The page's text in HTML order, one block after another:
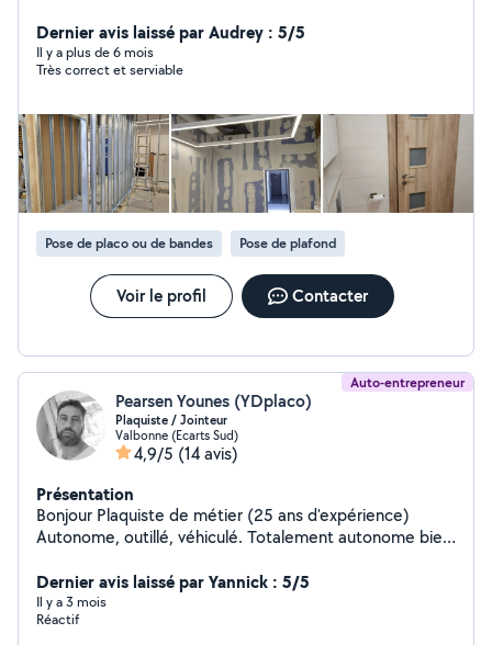
renovation: peinture, cloisons en plâtre, plâtrage,
carrelage, pose de parquet. En plus du français, nous
parlons également anglais (We speak English as well)
devis gratuit, sans déplacement. Envoyez-nous vos
coordonnées, quelques photos et les œuvres
souhaitées sur WhatsApp, et nous vous fournirons un
devis. Nous sommes ponctuels, sérieux, attentifs aux
détails.
Dernier avis laissé par Audrey : 5/5
Il y a plus de 6 mois
Très correct et serviable
Pose de placo ou de bandes Pose de plafond
Voir le profil Contacter
Auto-entrepreneur
Pearsen Younes (YDplaco)
Plaquiste / Jointeur
Valbonne (Ecarts Sud)
4,9/5 (14 avis)
Présentation
Bonjour Plaquiste de métier (25 ans d'expérience)
Autonome, outillé, véhiculé. Totalement autonome bien
de Cloisons isolation placo Faux plafond Stil,demi
stil,doublage collé,pose de laine de verre. Respect des
normes DTU. Plafond démontable Jointoiement avec
Dernier avis laissé par Yannick : 5/5
Il y a 3 mois
Réactif